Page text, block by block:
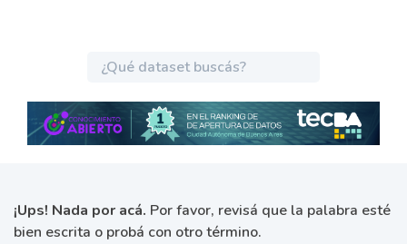
¡Ups! Nada por acá. Por favor, revisá que la palabra esté
bien escrita o probá con otro término.